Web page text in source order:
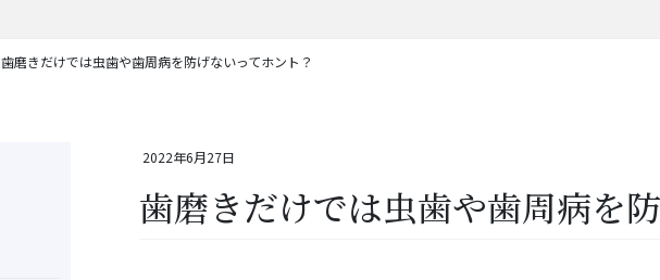
歯磨きだけでは虫歯や歯周病を防げないってホント？
2022年6月27日
歯磨きだけでは虫歯や歯周病を